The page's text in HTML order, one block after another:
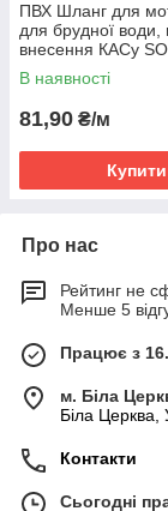
ПВХ Шланг для
для брудної
внесення КАСу
16
В наявності
81,90 ₴/м
Купити
Про нас
Рейтинг не
Менше 5
Працює з
м. Біла
Біла Церква,
Контакти
Сьогодні